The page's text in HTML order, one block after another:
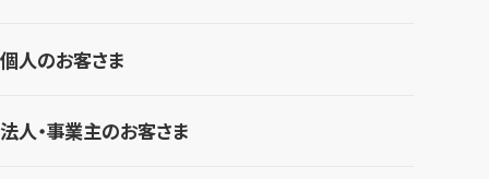
個人のお客さま
法人・事業主のお客さま